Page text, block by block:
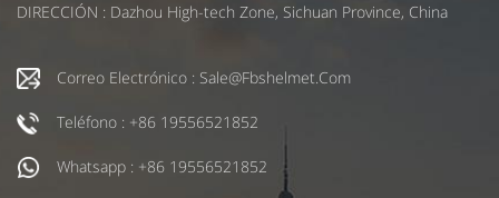
DIRECCIÓN : Dazhou High-tech Zone, Sichuan Province, China
Correo Electrónico : Sale@fbshelmet.com
Teléfono : +86 19556521852
Whatsapp : +86 19556521852